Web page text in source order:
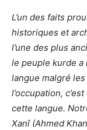
L’un des faits
historiques et
l’une des plus
le peuple kurde
langue malgré
l’occupation,
cette langue.
Xanî (Ahmed